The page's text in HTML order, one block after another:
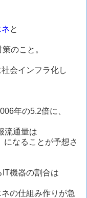
と
のこと。
会インフラ化し
年の5.2倍に、
通量は
なることが予想さ
機器の割合は
の仕組み作りが急